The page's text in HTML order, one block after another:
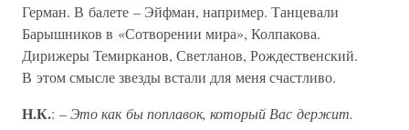
Герман. В балете – Эйфман, например. Танцевали
Барышников в «Сотворении мира», Колпакова.
Дирижеры Темирканов, Светланов, Рождественский.
В этом смысле звезды встали для меня счастливо.
Н.К.: –Это как бы поплавок, который Вас держит.